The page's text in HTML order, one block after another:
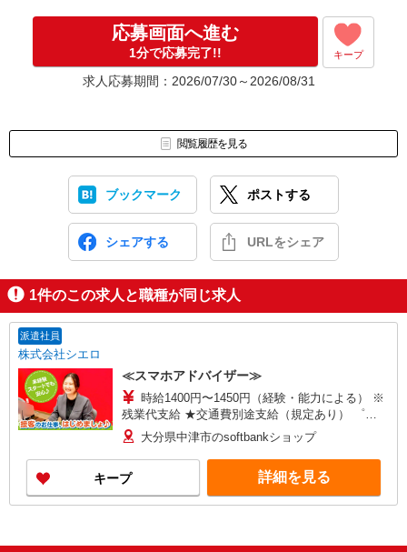
応募画面へ進む
1分で応募完了!! キープ
求人応募期間：2026/07/30～2026/08/31
閲覧履歴を見る
ブックマーク ポストする
シェアする URLをシェア
1件のこの求人と職種が同じ求人
派遣社員
株式会社シエロ
≪スマホアドバイザー≫
時給1400円〜1450円（経験・能力による） ※
残業代支給 ★交通費別途支給（規定あり） ゜
+゜・。○。・゜+゜・。○。・゜+゜ 入社祝い金10
万円支給(規定有) お友達を紹介頂くと, インセンテ
ィブ支給(規定有) ★月2回払い・週払い可能（規程
有）★ ゜・。○。・゜+゜・。○。・゜+゜
大分県中津市のsoftbankショップ
キープ 詳細を見る